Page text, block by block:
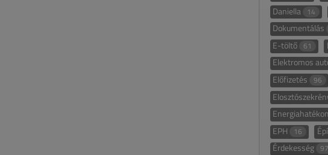
Daniella 14
Dokumentálás
E-töltő 61
Elektromos
Előfizetés 96
EPH 16
Érdekesség 97